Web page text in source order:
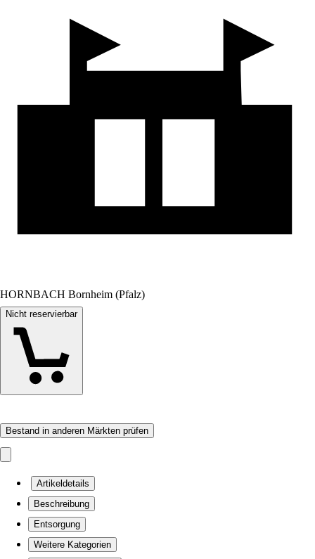
HORNBACH Bornheim (Pfalz)
Nicht reservierbar
Bestand in anderen Märkten prüfen
Artikeldetails
Beschreibung
Entsorgung
Weitere Kategorien